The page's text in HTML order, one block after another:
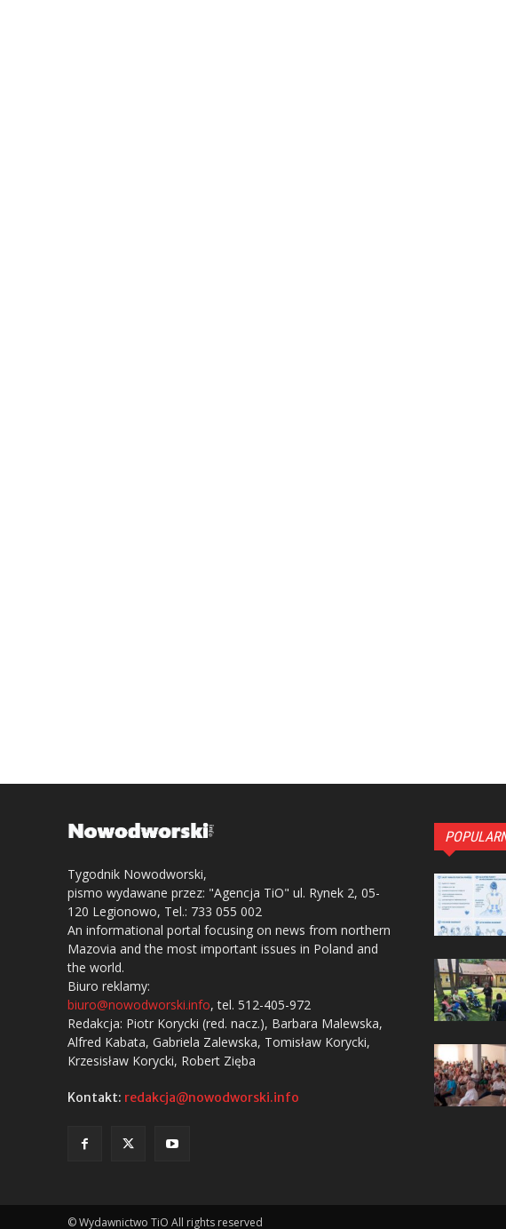
Tygodnik Nowodworski,
pismo wydawane przez: "Agencja TiO" ul. Rynek 2, 05-
120 Legionowo, Tel.: 733 055 002
An informational portal focusing on news from northern
Mazovia and the most important issues in Poland and
the world.
Biuro reklamy:
biuro@nowodworski.info, tel. 512-405-972
Redakcja: Piotr Korycki (red. nacz.), Barbara Malewska,
Alfred Kabata, Gabriela Zalewska, Tomisław Korycki,
Krzesisław Korycki, Robert Zięba
Kontakt: redakcja@nowodworski.info
© Wydawnictwo TiO All rights reserved